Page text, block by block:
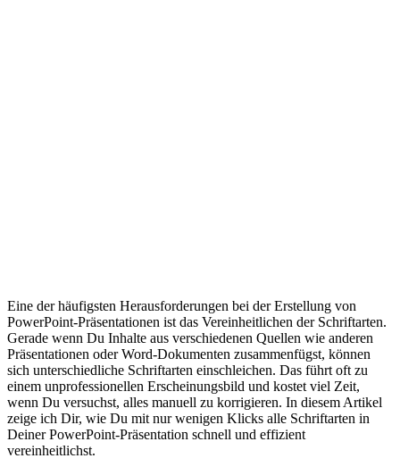
Eine der häufigsten Herausforderungen bei der Erstellung von
PowerPoint-Präsentationen ist das Vereinheitlichen der Schriftarten.
Gerade wenn Du Inhalte aus verschiedenen Quellen wie anderen
Präsentationen oder Word-Dokumenten zusammenfügst, können
sich unterschiedliche Schriftarten einschleichen. Das führt oft zu
einem unprofessionellen Erscheinungsbild und kostet viel Zeit,
wenn Du versuchst, alles manuell zu korrigieren. In diesem Artikel
zeige ich Dir, wie Du mit nur wenigen Klicks alle Schriftarten in
Deiner PowerPoint-Präsentation schnell und effizient
vereinheitlichst.